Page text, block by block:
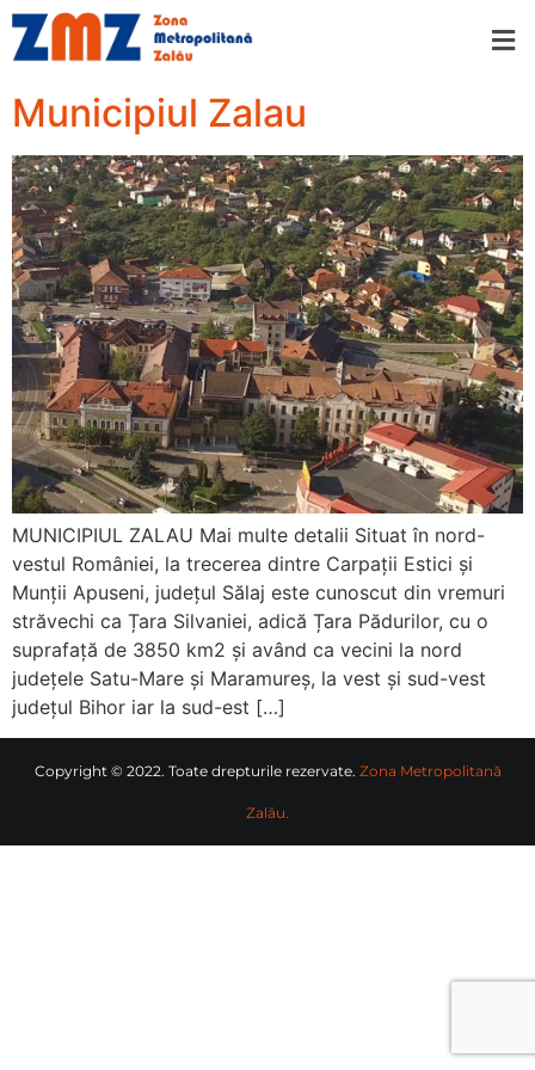
Municipiul Zalau
MUNICIPIUL ZALAU Mai multe detalii Situat în nord-
vestul României, la trecerea dintre Carpații Estici și
Munții Apuseni, județul Sălaj este cunoscut din vremuri
străvechi ca Țara Silvaniei, adică Țara Pădurilor, cu o
suprafață de 3850 km2 și având ca vecini la nord
județele Satu-Mare și Maramureș, la vest și sud-vest
județul Bihor iar la sud-est […]
Copyright © 2022. Toate drepturile rezervate. Zona Metropolitană
Zalău.